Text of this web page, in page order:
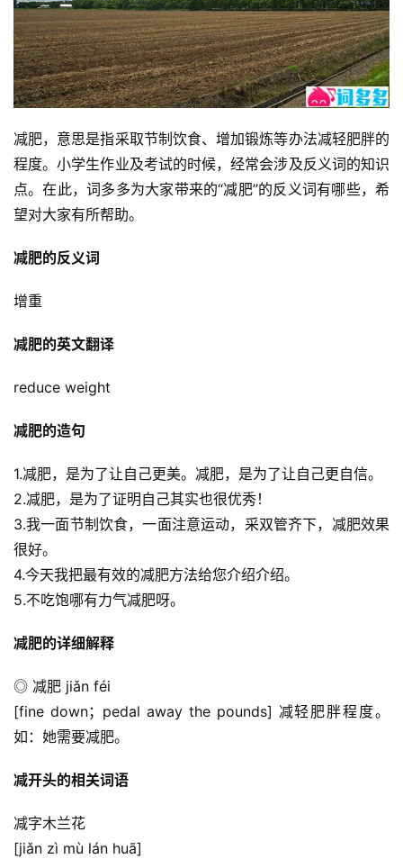
减肥，意思是指采取节制饮食、增加锻炼等办法减轻肥胖的
程度。小学生作业及考试的时候，经常会涉及反义词的知识
点。在此，词多多为大家带来的“减肥”的反义词有哪些，希
望对大家有所帮助。
减肥的反义词
增重
减肥的英文翻译
reduce weight
减肥的造句
1.减肥，是为了让自己更美。减肥，是为了让自己更自信。
2.减肥，是为了证明自己其实也很优秀！
3.我一面节制饮食，一面注意运动，采双管齐下，减肥效果
很好。
4.今天我把最有效的减肥方法给您介绍介绍。
5.不吃饱哪有力气减肥呀。
减肥的详细解释
◎ 减肥 jiǎn féi
[fine down；pedal away the pounds] 减轻肥胖程度。
如：她需要减肥。
减开头的相关词语
减字木兰花
[jiǎn zì mù lán huā]